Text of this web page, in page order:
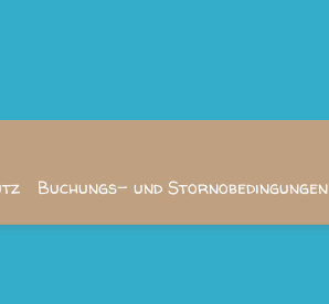
Buchungs- und Stornobedingungen